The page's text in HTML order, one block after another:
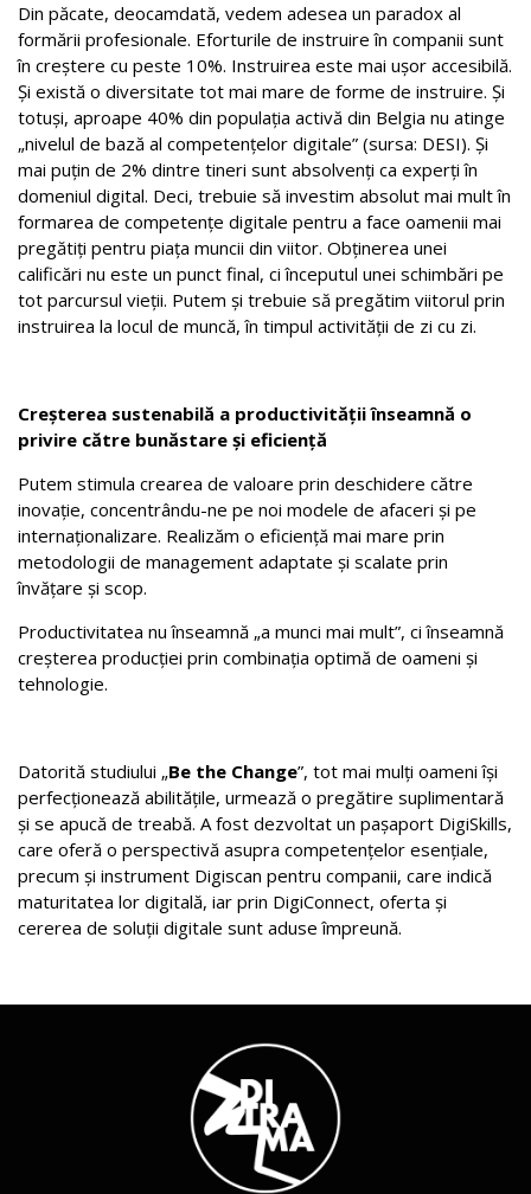
Din păcate, deocamdată, vedem adesea un paradox al
formării profesionale. Eforturile de instruire în companii sunt
în creștere cu peste 10%. Instruirea este mai ușor accesibilă.
Și există o diversitate tot mai mare de forme de instruire. Și
totuși, aproape 40% din populația activă din Belgia nu atinge
„nivelul de bază al competențelor digitale” (sursa: DESI). Și
mai puțin de 2% dintre tineri sunt absolvenți ca experți în
domeniul digital. Deci, trebuie să investim absolut mai mult în
formarea de competențe digitale pentru a face oamenii mai
pregătiți pentru piața muncii din viitor. Obținerea unei
calificări nu este un punct final, ci începutul unei schimbări pe
tot parcursul vieții. Putem și trebuie să pregătim viitorul prin
instruirea la locul de muncă, în timpul activității de zi cu zi.
Creșterea sustenabilă a productivității înseamnă o
privire către bunăstare și eficiență
Putem stimula crearea de valoare prin deschidere către
inovație, concentrându-ne pe noi modele de afaceri și pe
internaționalizare. Realizăm o eficiență mai mare prin
metodologii de management adaptate și scalate prin
învățare și scop.
Productivitatea nu înseamnă „a munci mai mult”, ci înseamnă
creșterea producției prin combinația optimă de oameni și
tehnologie.
Datorită studiului „Be the Change”, tot mai mulți oameni își
perfecționează abilitățile, urmează o pregătire suplimentară
și se apucă de treabă. A fost dezvoltat un pașaport DigiSkills,
care oferă o perspectivă asupra competențelor esențiale,
precum și instrument Digiscan pentru companii, care indică
maturitatea lor digitală, iar prin DigiConnect, oferta și
cererea de soluții digitale sunt aduse împreună.
https://www.agoria.be/en/themes/society/be-the-
change/be-the-change